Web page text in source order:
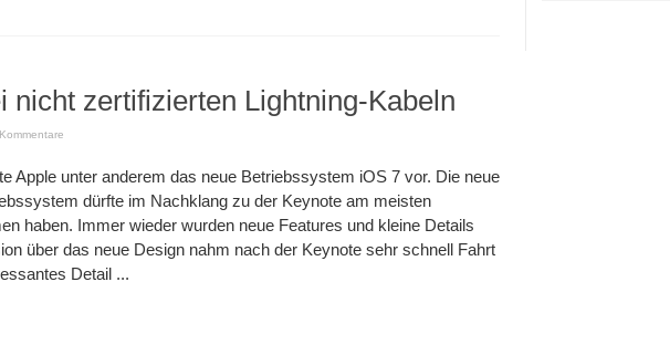
nicht zertifizierten Lightning-Kabeln
Apple unter anderem das neue Betriebssystem iOS 7 vor. Die neue
dürfte im Nachklang zu der Keynote am meisten
haben. Immer wieder wurden neue Features und kleine Details
über das neue Design nahm nach der Keynote sehr schnell Fahrt
Detail ...